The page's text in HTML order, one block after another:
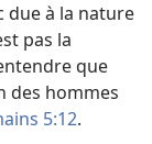
due à la nature
pas la
que
des hommes
5:12.